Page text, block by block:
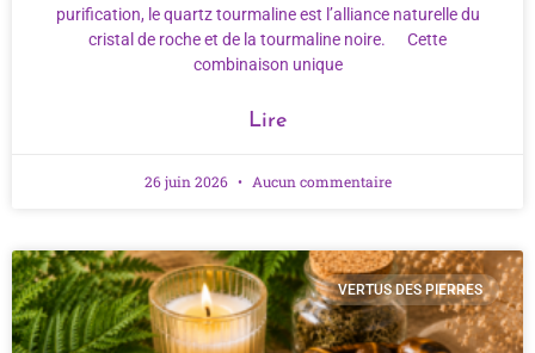
purification, le quartz tourmaline est l’alliance naturelle du
cristal de roche et de la tourmaline noire. Cette
combinaison unique
Lire
26 juin 2026 Aucun commentaire
VERTUS DES PIERRES